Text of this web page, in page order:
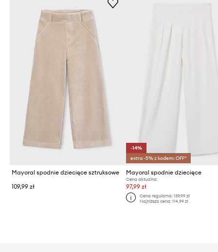
Mayoral spodnie dziecięce sztruksowe
109,99 zł
-14%
extra -5% z kodem: OFF*
Mayoral spodnie dziecięce
Cena aktualna:
97,99 zł
Cena regularna: 139,99 zł
Najniższa cena: 114,99 zł